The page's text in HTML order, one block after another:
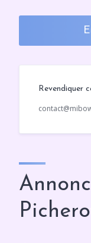
Revendiquer